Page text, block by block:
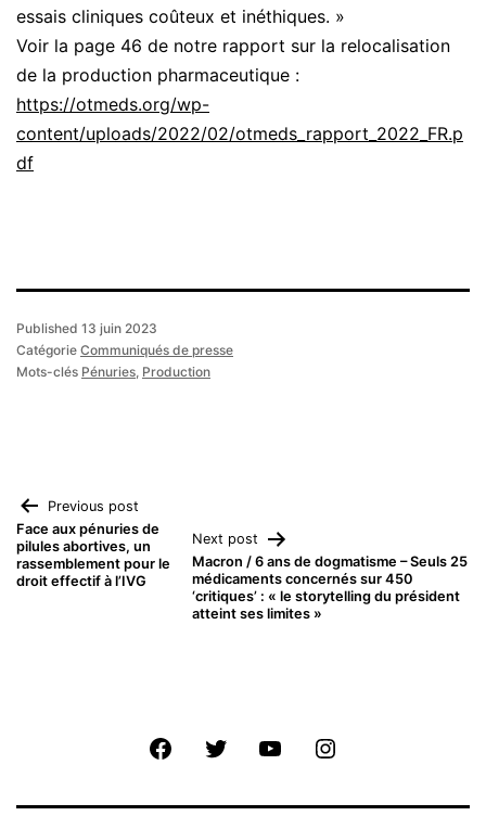
essais cliniques coûteux et inéthiques. »
Voir la page 46 de notre rapport sur la relocalisation
de la production pharmaceutique :
https://otmeds.org/wp-
content/uploads/2022/02/otmeds_rapport_2022_FR.p
df
Published 13 juin 2023
Catégorie Communiqués de presse
Mots-clés Pénuries, Production
Navigation
de
Previous post
Face aux pénuries de
pilules abortives, un
rassemblement pour le
droit effectif à l’IVG
Next post
Macron / 6 ans de dogmatisme – Seuls 25
médicaments concernés sur 450
‘critiques’ : « le storytelling du président
atteint ses limites »
FacebookTwitter Youtube